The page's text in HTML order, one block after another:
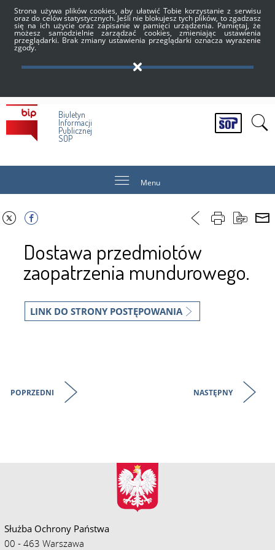
Strona używa plików cookies, aby ułatwić Tobie korzystanie z serwisu
oraz do celów statystycznych. Jeśli nie blokujesz tych plików, to zgadzasz
się na ich użycie oraz zapisanie w pamięci urządzenia. Pamiętaj, że
możesz samodzielnie zarządzać cookies, zmieniając ustawienia
przeglądarki. Brak zmiany ustawienia przeglądarki oznacza wyrażenie
zgody.
Biuletyn
Informacji
Publicznej
SOP
Menu
Dostawa przedmiotów
zaopatrzenia mundurowego.
LINK DO STRONY POSTĘPOWANIA
POPRZEDNI NASTĘPNY
Służba Ochrony Państwa
00 - 463 Warszawa